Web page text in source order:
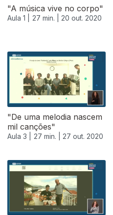
"A música vive no corpo"
Aula 1 | 27 min. | 20 out. 2020
"De uma melodia nascem
mil canções"
Aula 3 | 27 min. | 27 out. 2020